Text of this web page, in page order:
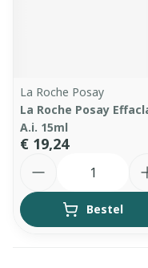
La Roche Posay
La Roche Posay
A.i. 15ml
€ 19,24
Bestel